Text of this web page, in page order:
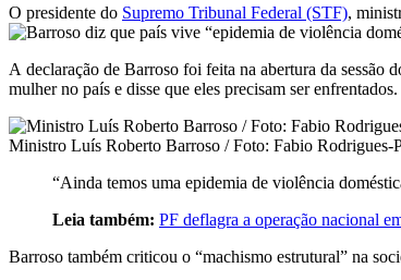
O presidente do Supremo Tribunal Federal (STF),
A declaração de Barroso foi feita na abertura da
mulher no país e disse que eles precisam ser enfrentados.
Ministro Luís Roberto Barroso / Foto: Fabio Rodrigues-
“Ainda temos uma epidemia de violência
Leia também: PF deflagra a operação nacional
Barroso também criticou o “machismo estrutural” na